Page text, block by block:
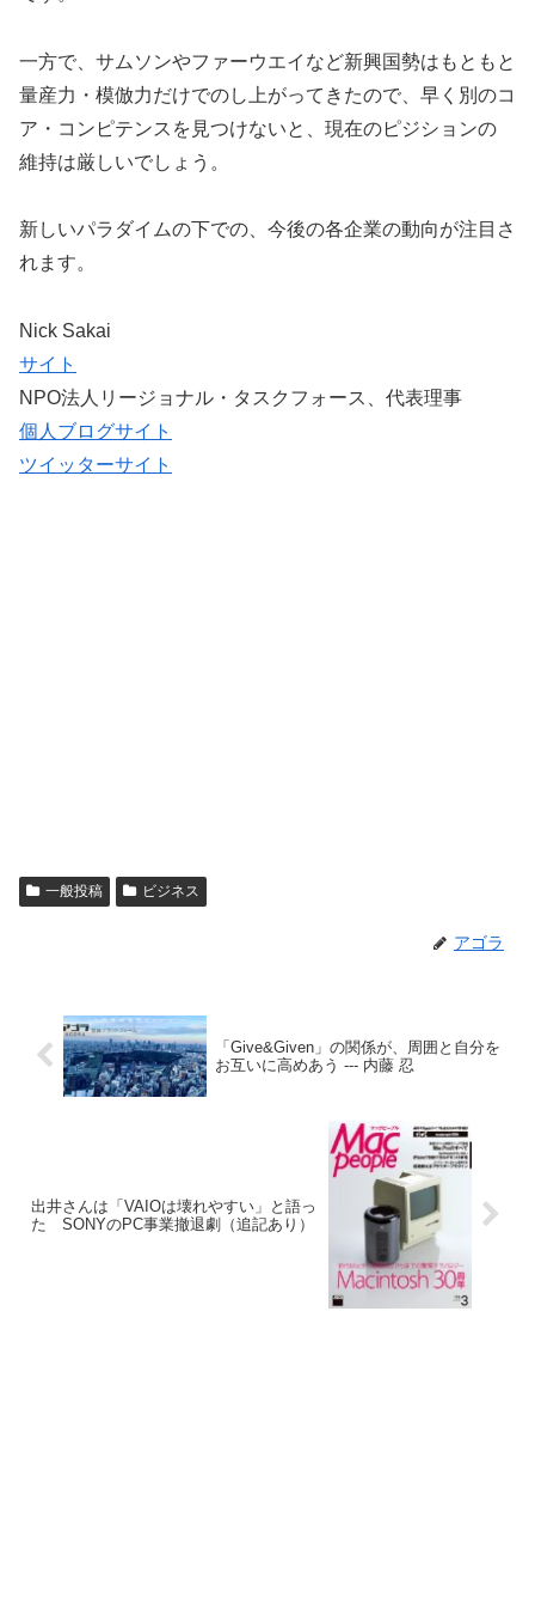
一方で、サムソンやファーウエイなど新興国勢はもともと
量産力・模倣力だけでのし上がってきたので、早く別のコ
ア・コンピテンスを見つけないと、現在のピジションの
維持は厳しいでしょう。
新しいパラダイムの下での、今後の各企業の動向が注目さ
れます。
Nick Sakai
サイト
NPO法人リージョナル・タスクフォース、代表理事
個人ブログサイト
ツイッターサイト
一般投稿 ビジネス
アゴラ
「Give&Given」の関係が、周囲と自分を
お互いに高めあう --- 内藤 忍
出井さんは「VAIOは壊れやすい」と語っ
た SONYのPC事業撤退劇（追記あり）